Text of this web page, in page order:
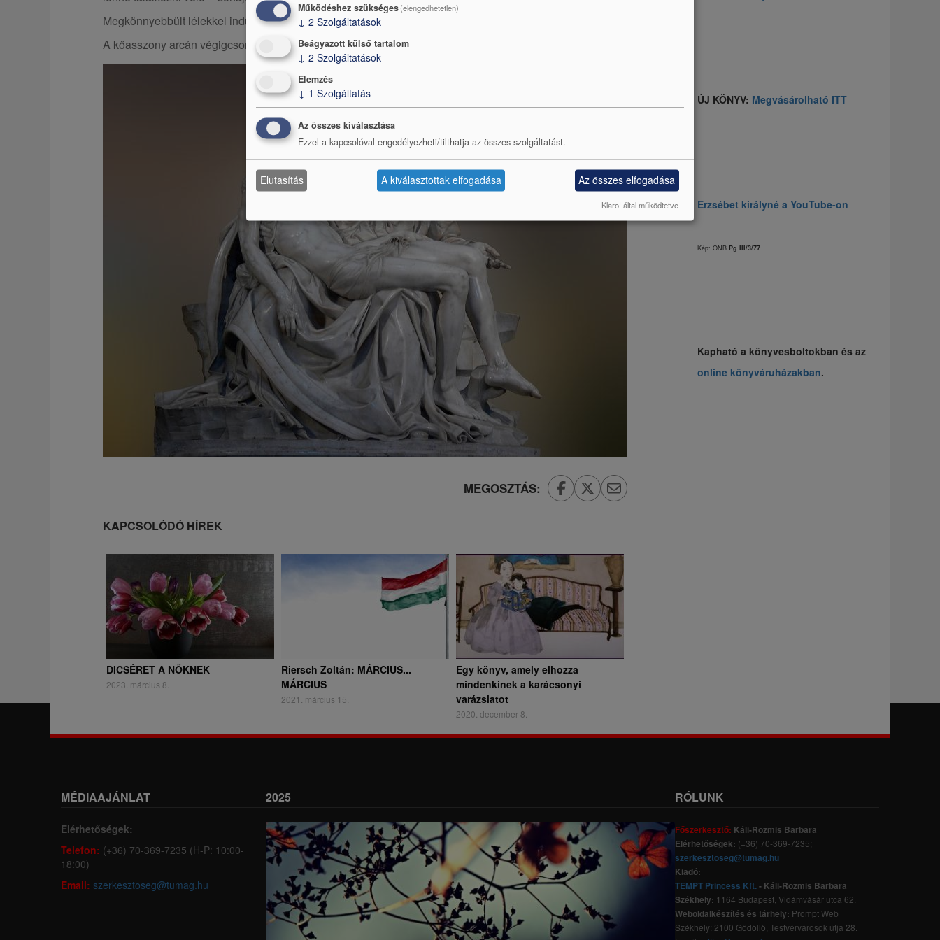
Megkönnyebbült lélekkel indult lefelé.
A kőasszony arcán végigcsorduló esőcsepp ragyogott a tavaszi napfényben.
MEGOSZTÁS:
KAPCSOLÓDÓ HÍREK
DICSÉRET A NŐKNEK
2023. március 8.
Riersch Zoltán: MÁRCIUS...
MÁRCIUS
2021. március 15.
Egy könyv, amely elhozza
mindenkinek a karácsonyi
varázslatot
2020. december 8.
ÚJ KÖNYV: Megvásárolható ITT
Erzsébet királyné a YouTube-on
Kép: ÖNB Pg III/3/77
Kapható a könyvesboltokban és az
online könyváruházakban.
MÉDIAAJÁNLAT
Elérhetőségek:
Telefon: (+36) 70-369-7235 (H-P: 10:00-
18:00)
Email: szerkesztoseg@tumag.hu
2025 RÓLUNK
Főszerkesztő: Káli-Rozmis Barbara
Elérhetőségek: (+36) 70-369-7235;
szerkesztoseg@tumag.hu
Kiadó:
TEMPT Princess Kft.- Káli-Rozmis Barbara
Székhely: 1164 Budapest, Vidámvásár utca 62.
Weboldalkészítés és tárhely: Prompt Web
Székhely: 2100 Gödöllő, Testvérvárosok útja 28.
Működéshez szükséges(elengedhetetlen)
↓ 2 Szolgáltatások
Beágyazott külső tartalom
↓ 2 Szolgáltatások
Elemzés
↓ 1 Szolgáltatás
Az összes kiválasztása
Ezzel a kapcsolóval engedélyezheti/tilthatja az összes szolgáltatást.
Elutasítás A kiválasztottak elfogadása Az összes elfogadása
Klaro! által működtetve